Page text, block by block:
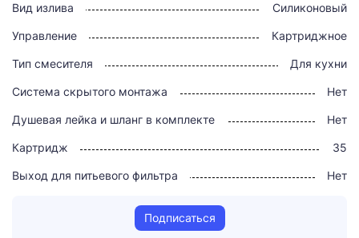
Вид излива Силиконовый
Управление Картриджное
Тип смесителя Для кухни
Система скрытого монтажа Нет
Душевая лейка и шланг в комплекте Нет
Картридж 35
Выход для питьевого фильтра Нет
Подписаться